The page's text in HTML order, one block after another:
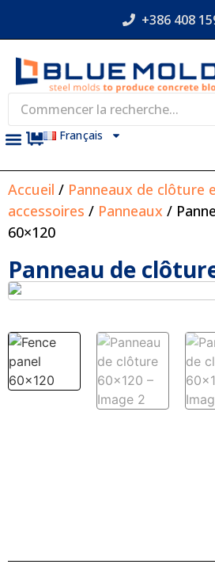
+386 408
Français
Accueil / Panneaux de clôture
accessoires / Panneaux /
60×120
Panneau de